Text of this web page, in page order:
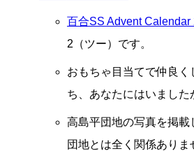
百合SS Advent Calendar
2（ツー）です。
おもちゃ目当てで仲良
ち、あなたにはいました
高島平団地の写真を掲
団地とは全く関係ありま